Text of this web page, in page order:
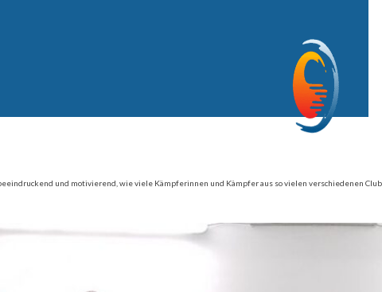
und motivierend, wie viele Kämpferinnen und Kämpfer aus so vielen verschiedenen